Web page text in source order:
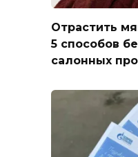
Отрастить
5 способов
салонных